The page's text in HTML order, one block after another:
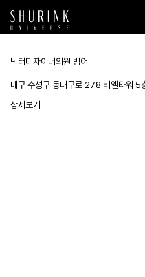
닥터디자이너의원 범어
대구 수성구 동대구로 278 비엘타워 5
상세보기